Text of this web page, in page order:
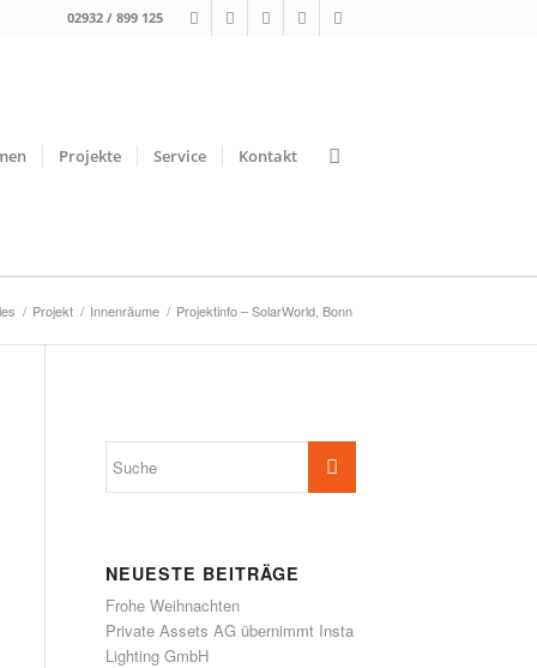
02932 / 899 125
Projekte Service Kontakt
/ Projekt / Innenräume / Projektinfo – SolarWorld, Bonn
NEUESTE BEITRÄGE
Frohe Weihnachten
Private Assets AG übernimmt Insta
Lighting GmbH